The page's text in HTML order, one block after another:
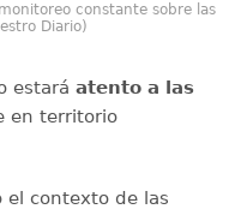
constante sobre las
Diario)
estará atento a las
en territorio
el contexto de las